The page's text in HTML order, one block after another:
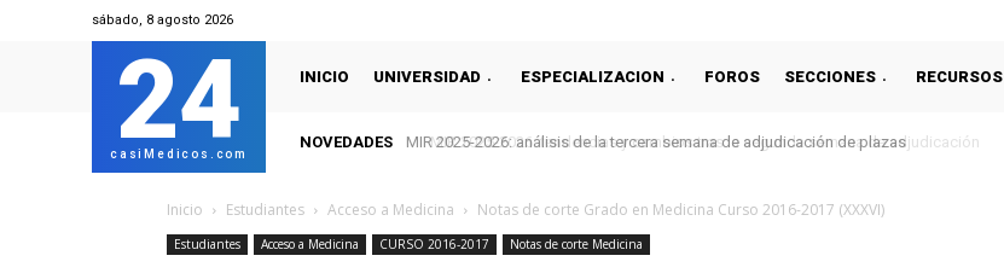
sábado, 8 agosto 2026
24
casiMedicos.com
INICIO UNIVERSIDAD ESPECIALIZACION FOROS SECCIONES RECURSOS
NOVEDADES MIR 2025-2026: tendencias y cambios tras la segunda semana de adjudicación
Inicio Estudiantes Acceso a Medicina Notas de corte Grado en Medicina Curso 2016-2017 (XXXVI)
Estudiantes Acceso a Medicina CURSO 2016-2017 Notas de corte Medicina